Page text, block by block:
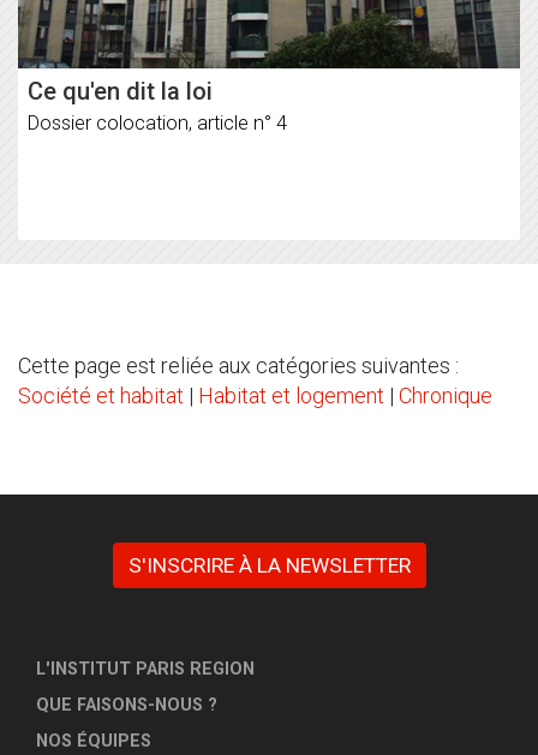
Ce qu'en dit la loi
Dossier colocation, article n° 4
Cette page est reliée aux catégories suivantes :
Société et habitat | Habitat et logement | Chronique
S'INSCRIRE À LA NEWSLETTER
L'INSTITUT PARIS REGION
QUE FAISONS-NOUS ?
NOS ÉQUIPES